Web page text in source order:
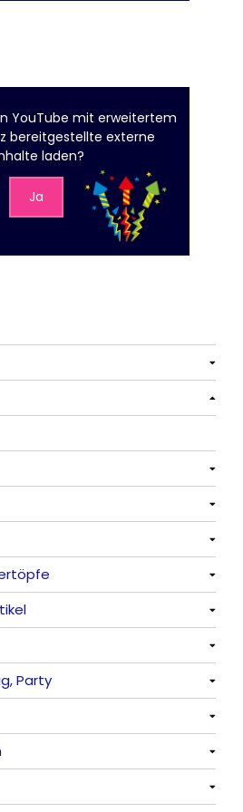
YouTube mit erweitertem
bereitgestellte externe
laden?
Ja
Party